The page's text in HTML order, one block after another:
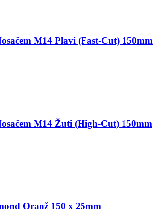
M14 Plavi (Fast-Cut) 150mm
M14 Žuti (High-Cut) 150mm
Oranž 150 x 25mm